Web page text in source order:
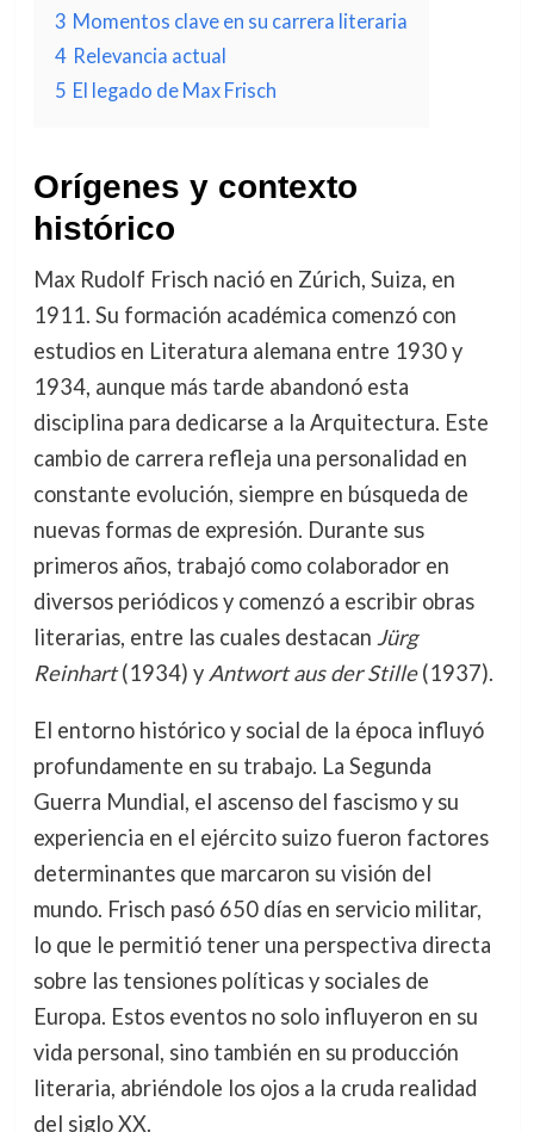
3 Momentos clave en su carrera literaria
4 Relevancia actual
5 El legado de Max Frisch
Orígenes y contexto
histórico
Max Rudolf Frisch nació en Zúrich, Suiza, en
1911. Su formación académica comenzó con
estudios en Literatura alemana entre 1930 y
1934, aunque más tarde abandonó esta
disciplina para dedicarse a la Arquitectura. Este
cambio de carrera refleja una personalidad en
constante evolución, siempre en búsqueda de
nuevas formas de expresión. Durante sus
primeros años, trabajó como colaborador en
diversos periódicos y comenzó a escribir obras
literarias, entre las cuales destacan Jürg
Reinhart(1934) y Antwort aus der Stille(1937).
El entorno histórico y social de la época influyó
profundamente en su trabajo. La Segunda
Guerra Mundial, el ascenso del fascismo y su
experiencia en el ejército suizo fueron factores
determinantes que marcaron su visión del
mundo. Frisch pasó 650 días en servicio militar,
lo que le permitió tener una perspectiva directa
sobre las tensiones políticas y sociales de
Europa. Estos eventos no solo influyeron en su
vida personal, sino también en su producción
literaria, abriéndole los ojos a la cruda realidad
del siglo XX.